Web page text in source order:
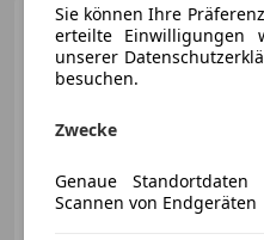
Sie können Ihre
erteilte Einwilligungen
unserer
besuchen.
Zwecke
Genaue
Scannen von Endgeräten